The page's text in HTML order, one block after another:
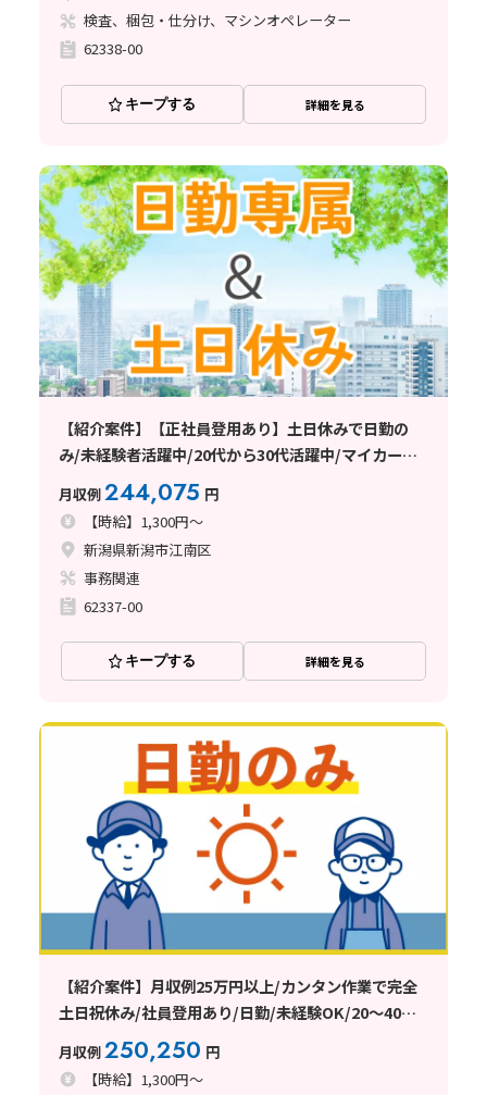
検査、梱包・仕分け、マシンオペレーター
62338-00
キープする 詳細を見る
【紹介案件】【正社員登用あり】土日休みで日勤の
み/未経験者活躍中/20代から30代活躍中/マイカー通
勤OK/交通費支給あり/日払い・週払い制度あり
月収例244,075 円
【時給】1,300円～
新潟県新潟市江南区
事務関連
62337-00
キープする 詳細を見る
【紹介案件】月収例25万円以上/カンタン作業で完全
土日祝休み/社員登用あり/日勤/未経験OK/20～40代
の活躍中/日払い・週払い制度あり
月収例250,250 円
【時給】1,300円～